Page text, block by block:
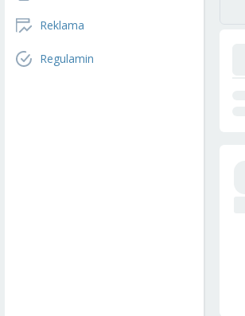
Reklama
Regulamin